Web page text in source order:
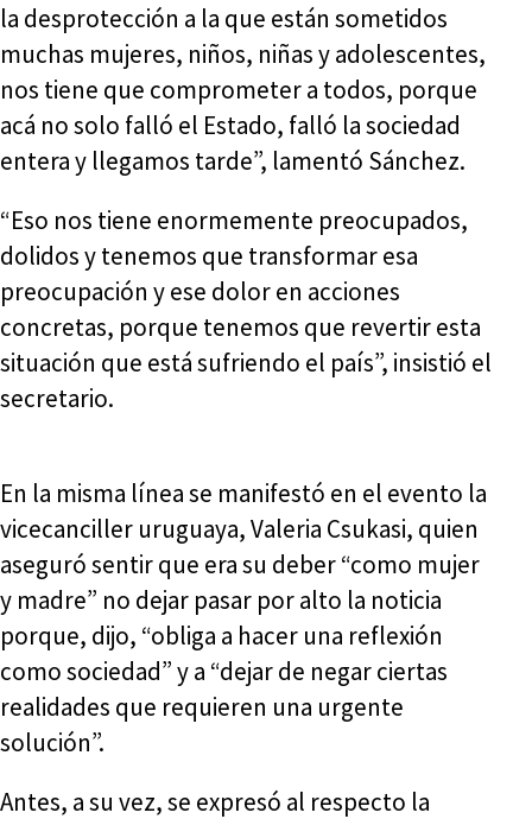
la desprotección a la que están sometidos
muchas mujeres, niños, niñas y adolescentes,
nos tiene que comprometer a todos, porque
acá no solo falló el Estado, falló la sociedad
entera y llegamos tarde”, lamentó Sánchez.
“Eso nos tiene enormemente preocupados,
dolidos y tenemos que transformar esa
preocupación y ese dolor en acciones
concretas, porque tenemos que revertir esta
situación que está sufriendo el país”, insistió el
secretario.
En la misma línea se manifestó en el evento la
vicecanciller uruguaya, Valeria Csukasi, quien
aseguró sentir que era su deber “como mujer
y madre” no dejar pasar por alto la noticia
porque, dijo, “obliga a hacer una reflexión
como sociedad” y a “dejar de negar ciertas
realidades que requieren una urgente
solución”.
Antes, a su vez, se expresó al respecto la